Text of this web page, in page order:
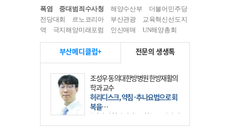
폭염 중대범죄수사청 해양수산부
더불어민주당
전당대회
르노코리아 부산관광
교육혁신선도지
역
극지해양미래포럼 인신매매 UN해양총회
부산메디클럽+ 전문의 생생톡
센텀종합병원 간담췌외과 박광민 의
무원장
고난도 ‘간문부 담관암’ 수술…높은
숙련도와 협진 필수
간문부 담관암(클라츠킨 종양)은 좌
우 간에서 나오는, 담관(담즙 배출 경